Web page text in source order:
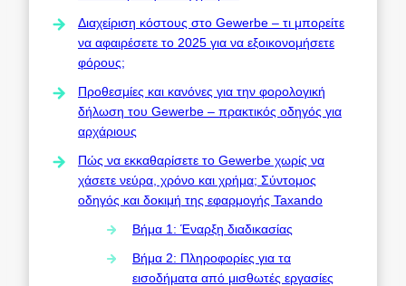
Διαχείριση κόστους στο Gewerbe – τι μπορείτε
να αφαιρέσετε το 2025 για να εξοικονομήσετε
φόρους;
Προθεσμίες και κανόνες για την φορολογική
δήλωση του Gewerbe – πρακτικός οδηγός για
αρχάριους
Πώς να εκκαθαρίσετε το Gewerbe χωρίς να
χάσετε νεύρα, χρόνο και χρήμα; Σύντομος
οδηγός και δοκιμή της εφαρμογής Taxando
Βήμα 1: Έναρξη διαδικασίας
Βήμα 2: Πληροφορίες για τα
εισοδήματα από μισθωτές εργασίες